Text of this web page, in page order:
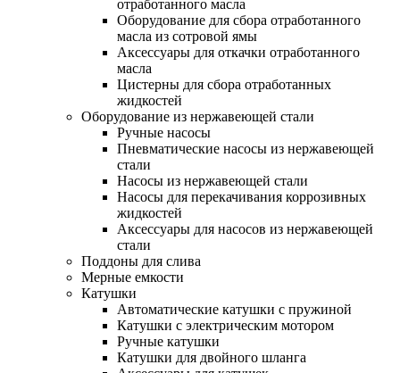
отработанного масла
Оборудование для сбора отработанного
масла из сотровой ямы
Аксессуары для откачки отработанного
масла
Цистерны для сбора отработанных
жидкостей
Оборудование из нержавеющей стали
Ручные насосы
Пневматические насосы из нержавеющей
стали
Насосы из нержавеющей стали
Насосы для перекачивания коррозивных
жидкостей
Аксессуары для насосов из нержавеющей
стали
Поддоны для слива
Мерные емкости
Катушки
Автоматические катушки с пружиной
Катушки с электрическим мотором
Ручные катушки
Катушки для двойного шланга